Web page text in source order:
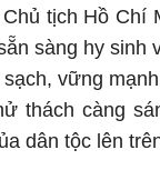
tịch Hồ Chí
sàng hy
vững
thách càng
dân tộc lên